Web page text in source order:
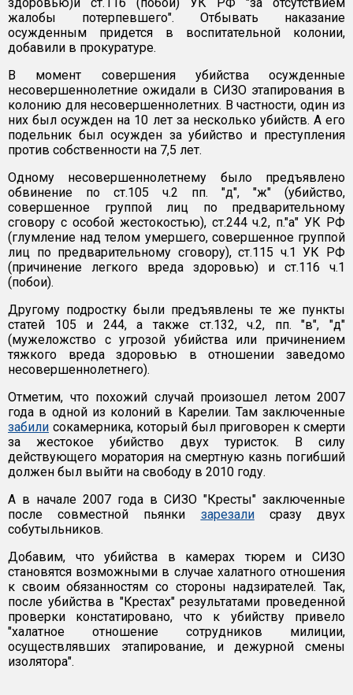
жалобы потерпевшего". Отбывать наказание
осужденным придется в воспитательной колонии,
добавили в прокуратуре.
В момент совершения убийства осужденные
несовершеннолетние ожидали в СИЗО этапирования в
колонию для несовершеннолетних. В частности, один из
них был осужден на 10 лет за несколько убийств. А его
подельник был осужден за убийство и преступления
против собственности на 7,5 лет.
Одному несовершеннолетнему было предъявлено
обвинение по ст.105 ч.2 пп. "д", "ж" (убийство,
совершенное группой лиц по предварительному
сговору с особой жестокостью), ст.244 ч.2, п."а" УК РФ
(глумление над телом умершего, совершенное группой
лиц по предварительному сговору), ст.115 ч.1 УК РФ
(причинение легкого вреда здоровью) и ст.116 ч.1
(побои).
Другому подростку были предъявлены те же пункты
статей 105 и 244, а также ст.132, ч.2, пп. "в", "д"
(мужеложство с угрозой убийства или причинением
тяжкого вреда здоровью в отношении заведомо
несовершеннолетнего).
Отметим, что похожий случай произошел летом 2007
года в одной из колоний в Карелии. Там заключенные
забили сокамерника, который был приговорен к смерти
за жестокое убийство двух туристок. В силу
действующего моратория на смертную казнь погибший
должен был выйти на свободу в 2010 году.
А в начале 2007 года в СИЗО "Кресты" заключенные
после совместной пьянки зарезалисразу двух
собутыльников.
Добавим, что убийства в камерах тюрем и СИЗО
становятся возможными в случае халатного отношения
к своим обязанностям со стороны надзирателей. Так,
после убийства в "Крестах" результатами проведенной
проверки констатировано, что к убийству привело
"халатное отношение сотрудников милиции,
осуществлявших этапирование, и дежурной смены
изолятора".